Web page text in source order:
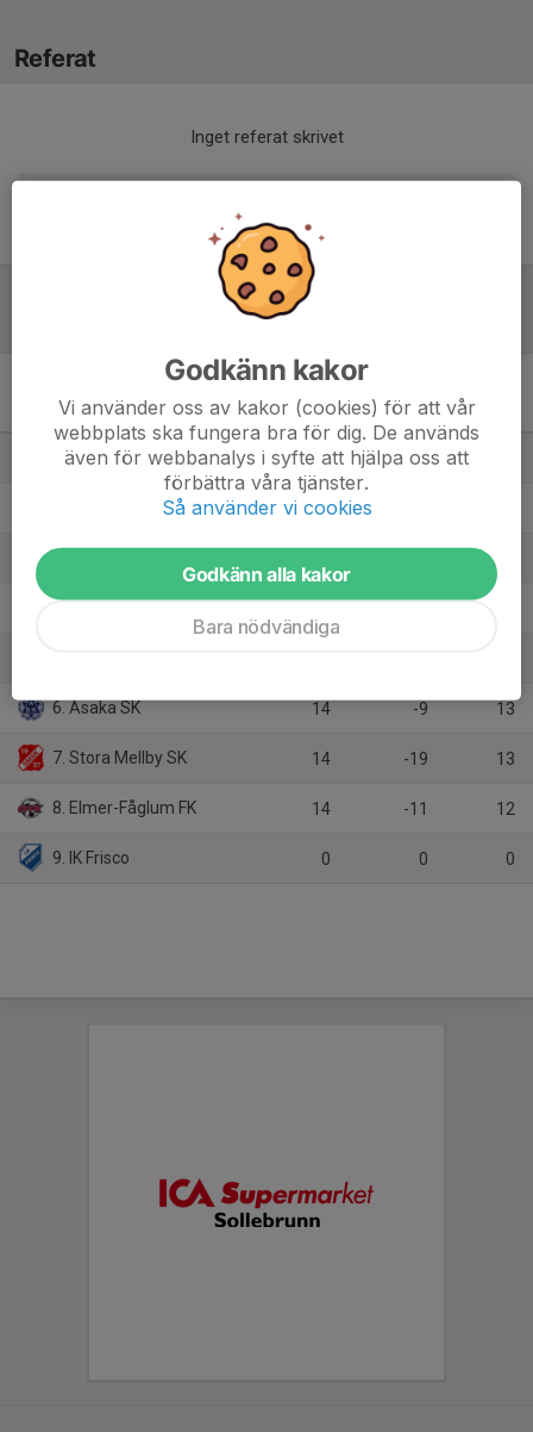
Referat
Inget referat skrivet
Vårgårda
M +/-
1. Herrljunga SK FK 14 40
2. Sollebrunns AIK 14
3. BK Spark
6. Åsaka SK 14 -9 13
7. Stora Mellby SK 14 -19 13
8. Elmer-Fåglum FK 14 -11 12
9. IK Frisco 0 0 0
Godkänn kakor
Vi använder oss av kakor (cookies) för att vår
webbplats ska fungera bra för dig. De används
även för webbanalys i syfte att hjälpa oss att
förbättra våra tjänster.
Så använder vi cookies
Godkänn alla kakor
Bara nödvändiga